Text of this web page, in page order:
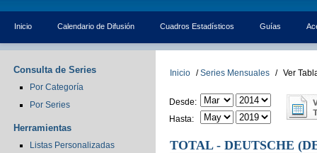
Inicio Calendario de Difusión Cuadros Estadísticos Guías
Consulta de Series
Por Categoría
Por Series
Herramientas
Listas Personalizadas
Inicio / Series Mensuales / Ver
Desde:
Hasta:
TOTAL - DEUTSCHE